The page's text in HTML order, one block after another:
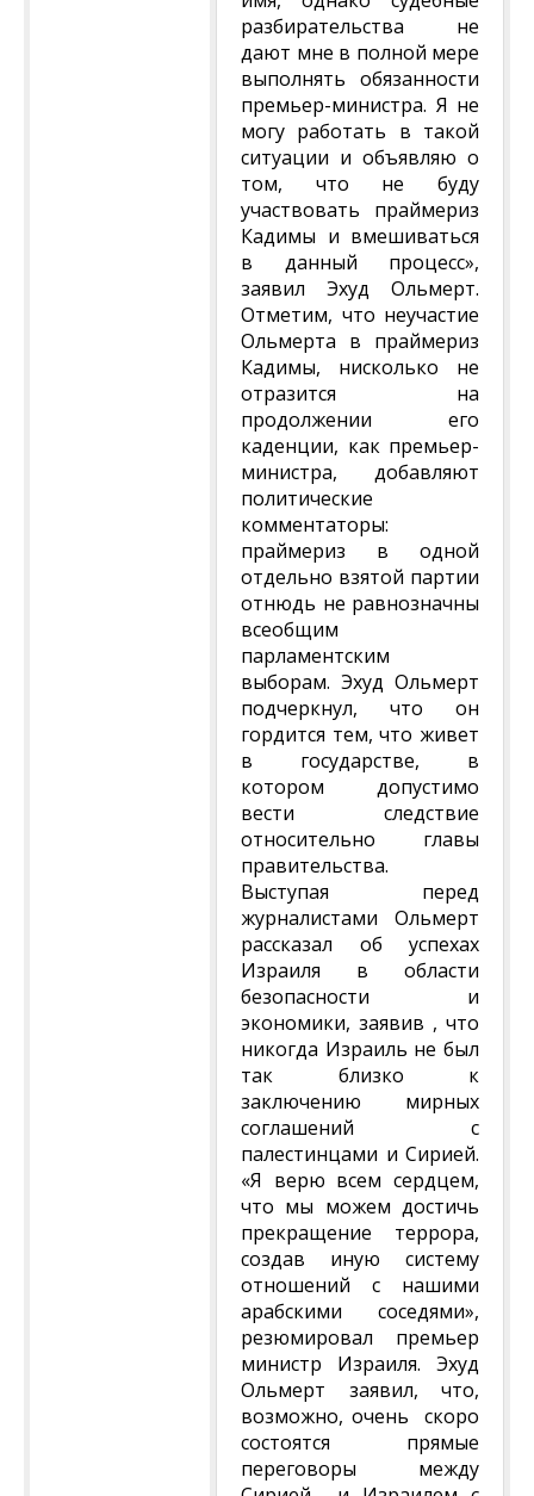
разбирательства не
дают мне в полной мере
выполнять обязанности
премьер-министра. Я не
могу работать в такой
ситуации и объявляю о
том, что не буду
участвовать праймериз
Кадимы и вмешиваться
в данный процесс»,
заявил Эхуд Ольмерт.
Отметим, что неучастие
Ольмерта в праймериз
Кадимы, нисколько не
отразится на
продолжении его
каденции, как премьер-
министра, добавляют
политические
комментаторы:
праймериз в одной
отдельно взятой партии
отнюдь не равнозначны
всеобщим
парламентским
выборам. Эхуд Ольмерт
подчеркнул, что он
гордится тем, что живет
в государстве, в
котором допустимо
вести следствие
относительно главы
правительства.
Выступая перед
журналистами Ольмерт
рассказал об успехах
Израиля в области
безопасности и
экономики, заявив , что
никогда Израиль не был
так близко к
заключению мирных
соглашений с
палестинцами и Сирией.
«Я верю всем сердцем,
что мы можем достичь
прекращение террора,
создав иную систему
отношений с нашими
арабскими соседями»,
резюмировал премьер
министр Израиля. Эхуд
Ольмерт заявил, что,
возможно, очень скоро
состоятся прямые
переговоры между